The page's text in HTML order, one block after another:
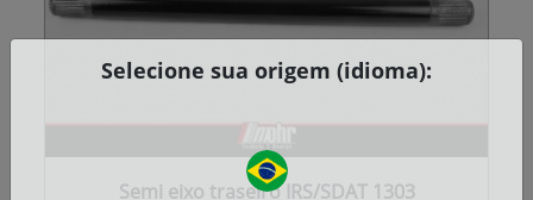
Semi eixo traseiro IRS/SDAT 1303
Selecione sua origem (idioma):